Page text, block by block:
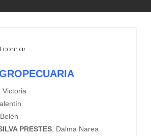
Victoria
Belén
PRESTES , Dalma Narea